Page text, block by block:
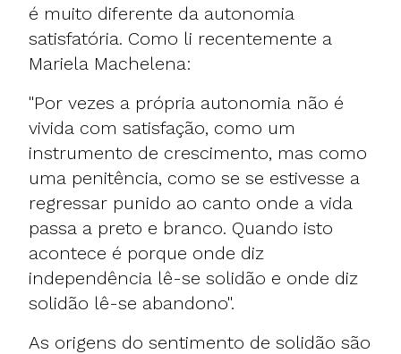
é muito diferente da autonomia
satisfatória. Como li recentemente a
Mariela Machelena:
"Por vezes a própria autonomia não é
vivida com satisfação, como um
instrumento de crescimento, mas como
uma penitência, como se se estivesse a
regressar punido ao canto onde a vida
passa a preto e branco. Quando isto
acontece é porque onde diz
independência lê-se solidão e onde diz
solidão lê-se abandono".
As origens do sentimento de solidão são